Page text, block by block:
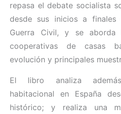
repasa el debate socialista
desde sus inicios a
Guerra Civil, y se aborda
cooperativas de casas
evolución y principales
El libro analiza
habitacional en España
histórico; y realiza una